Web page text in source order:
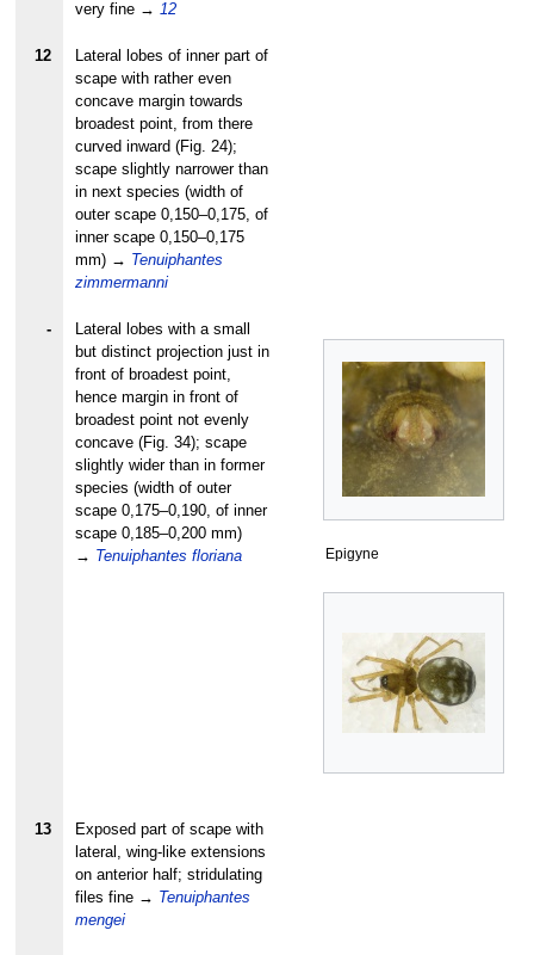
very fine → 12
12
Lateral lobes of inner part of
scape with rather even
concave margin towards
broadest point, from there
curved inward (Fig. 24);
scape slightly narrower than
in next species (width of
outer scape 0,150–0,175, of
inner scape 0,150–0,175
mm) → Tenuiphantes
zimmermanni
-
Lateral lobes with a small
but distinct projection just in
front of broadest point,
hence margin in front of
broadest point not evenly
concave (Fig. 34); scape
slightly wider than in former
species (width of outer
scape 0,175–0,190, of inner
scape 0,185–0,200 mm)
→ Tenuiphantes floriana Epigyne
13
Exposed part of scape with
lateral, wing-like extensions
on anterior half; stridulating
files fine → Tenuiphantes
mengei